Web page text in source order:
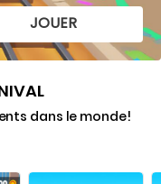
JOUER
dans le monde!